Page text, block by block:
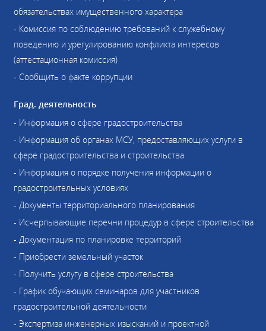
обязательствах имущественного характера
- Комиссия по соблюдению требований к служебному
поведению и урегулированию конфликта интересов
(аттестационная комиссия)
- Сообщить о факте коррупции
Град. деятельность
- Информация о сфере градостроительства
- Информация об органах МСУ, предоставляющих услуги в
сфере градостроительства и строительства
- Информация о порядке получения информации о
градостроительных условиях
- Документы территориального планирования
- Исчерпывающие перечни процедур в сфере строительства
- Документация по планировке территорий
- Приобрести земельный участок
- Получить услугу в сфере строительства
- График обучающих семинаров для участников
градостроительной деятельности
- Экспертиза инженерных изысканий и проектной